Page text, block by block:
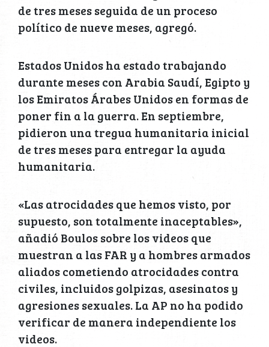
de tres meses seguida de un proceso
político de nueve meses, agregó.
Estados Unidos ha estado trabajando
durante meses con Arabia Saudí, Egipto y
los Emiratos Árabes Unidos en formas de
poner fin a la guerra. En septiembre,
pidieron una tregua humanitaria inicial
de tres meses para entregar la ayuda
humanitaria.
«Las atrocidades que hemos visto, por
supuesto, son totalmente inaceptables»,
añadió Boulos sobre los videos que
muestran a las FAR y a hombres armados
aliados cometiendo atrocidades contra
civiles, incluidos golpizas, asesinatos y
agresiones sexuales. La AP no ha podido
verificar de manera independiente los
videos.